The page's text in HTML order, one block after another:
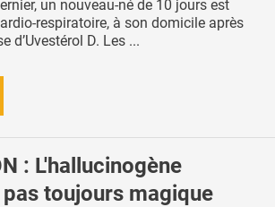
un nouveau-né de 10 jours est
respiratoire, à son domicile après
d’Uvestérol D. Les ...
: L'hallucinogène
toujours magique